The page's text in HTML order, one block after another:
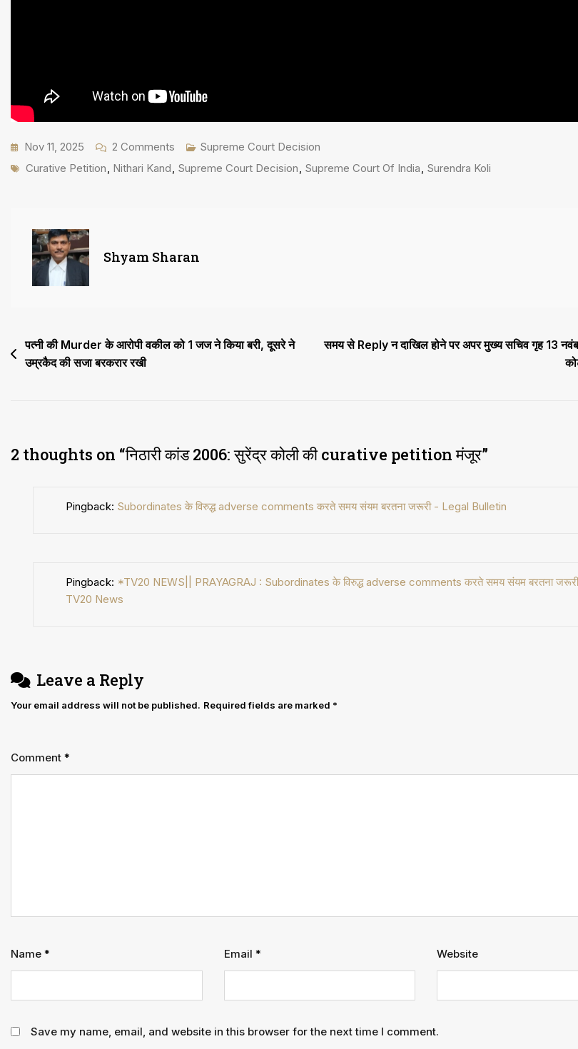
Nov 11, 2025 2 Comments On
निठारी
कोली
मंजूर
Supreme Court Decision
Tags
Curative Petition Nithari Kand Supreme Court Decision Supreme Court Of India Surendra Koli
Shyam Sharan
Post
navigation
पत्नी की Murder के आरोपी वकील को 1 जज ने किया बरी, दूसरे ने
उम्रकैद की सजा बरकरार रखी
समय से Reply न दाखिल होने पर अपर मुख्य सचिव गृह 13
2 thoughts on “निठारी कांड 2006: सुरेंद्र कोली की curative petition मंजूर”
Pingback: Subordinates के विरुद्ध adverse comments करते समय संयम बरतना जरूरी - Legal Bulletin
Pingback: *TV20 NEWS|| PRAYAGRAJ : Subordinates के विरुद्ध adverse comments करते समय संयम बरतना
TV20 News
Leave a Reply
Your email address will not be published. Required fields are marked *
Comment *
Name * Email * Website
Save my name, email, and website in this browser for the next time I comment.